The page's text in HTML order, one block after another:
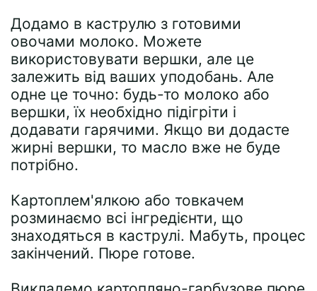
Додамо в каструлю з готовими
овочами молоко. Можете
використовувати вершки, але це
залежить від ваших уподобань. Але
одне це точно: будь-то молоко або
вершки, їх необхідно підігріти і
додавати гарячими. Якщо ви додасте
жирні вершки, то масло вже не буде
потрібно.
Картоплем'ялкою або товкачем
розминаємо всі інгредієнти, що
знаходяться в каструлі. Мабуть, процес
закінчений. Пюре готове.